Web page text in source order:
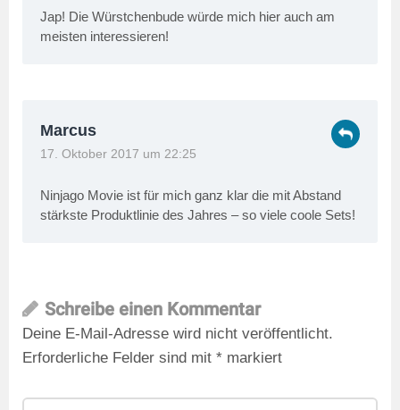
Jap! Die Würstchenbude würde mich hier auch am
meisten interessieren!
Marcus
17. Oktober 2017 um 22:25
Ninjago Movie ist für mich ganz klar die mit Abstand
stärkste Produktlinie des Jahres – so viele coole Sets!
Schreibe einen Kommentar
Deine E-Mail-Adresse wird nicht veröffentlicht.
Erforderliche Felder sind mit * markiert